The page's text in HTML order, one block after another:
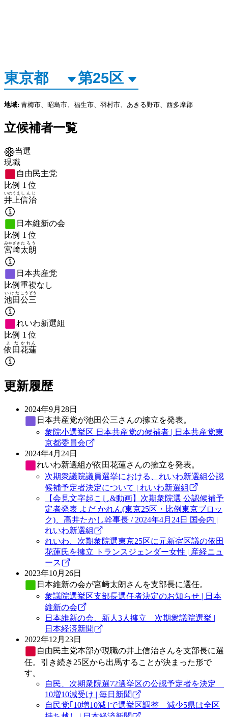
地域: 青梅市、昭島市、福生市、羽村市、あきる野市、西多摩郡
立候補者一覧
当選
現職
自由民主党
比例 1 位
井上
いのうえ
信治
しんじ
日本維新の会
比例 1 位
宮﨑
みやざき
太朗
たろう
日本共産党
比例重複なし
池田
いけだ
公三
こうぞう
れいわ新選組
比例 1 位
依田
よだ
花蓮
かれん
更新履歴
2024年9月28日
日本共産党が池田公三さんの擁立を発表。
衆院小選挙区 日本共産党の候補者 | 日本共産党東
京都委員会
2024年4月24日
れいわ新選組が依田花蓮さんの擁立を発表。
次期衆議院議員選挙における、れいわ新選組公認
候補予定者決定について | れいわ新選組
【会見文字起こし&動画】次期衆院選 公認候補予
定者発表 よだ かれん(東京25区・比例東京ブロッ
ク)、高井たかし幹事長 / 2024年4月24日 国会内 |
れいわ新選組
れいわ、次期衆院選東京25区に元新宿区議の依田
花蓮氏を擁立 トランスジェンダー女性 | 産経ニュ
ース
2023年10月26日
日本維新の会が宮﨑太朗さんを支部長に選任。
衆議院選挙区支部長選任者決定のお知らせ | 日本
維新の会
日本維新の会、新人3人擁立 次期衆議院選挙 |
日本経済新聞
2022年12月23日
自由民主党本部が現職の井上信治さんを支部長に選
任。引き続き25区から出馬することが決まった形で
す。
自民、次期衆院選72選挙区の公認予定者を決定
10増10減受け | 毎日新聞
自民党｢10増10減｣で選挙区調整 減少5県は全区